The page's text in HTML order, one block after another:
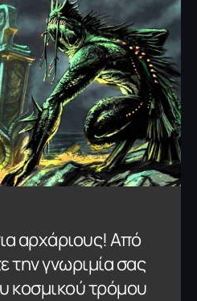
αρχάριους! Από
την γνωριμία σας
κοσμικού τρόμου